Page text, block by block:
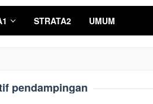
STRATA2 UMUM
pendampingan